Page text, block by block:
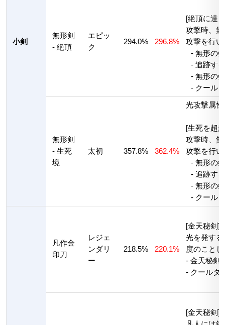
小剣
無形剣
- 絶頂
エピッ
ク
294.0% 296.8%
[絶頂に達
攻撃時、
攻撃を行
- 無形の
- 追跡す
- 無形の
- クール
無形剣
- 生死
境
太初 357.8% 362.4%
光攻撃属性
[生死を超
攻撃時、
攻撃を行
- 無形の
- 追跡す
- 無形の
- クール
凡作金
印刀
レジェ
ンダリ
ー
218.5% 220.1%
[金天秘剣]
光を発す
度のこと
- 金天秘剣
- クールタ
[金天秘剣]